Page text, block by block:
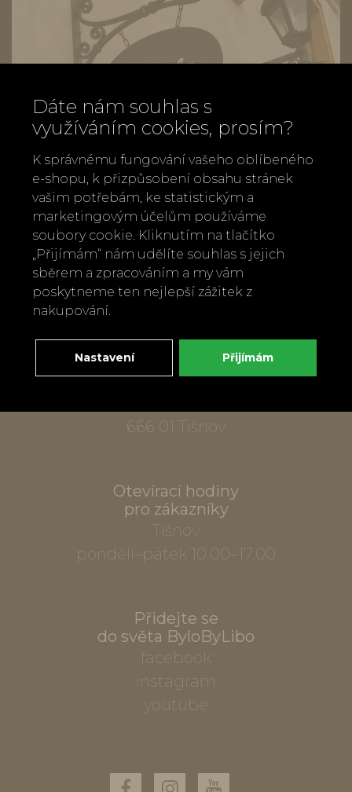
Zavolejte nám
+420 737 886 915
Napište nám
info@bylobylibo.cz
Setkejme se:
dílna, obchod
666 01 Tišnov
Otevírací hodiny
pro zákazníky
Tišnov
pondělí–pátek 10.00–17.00
Přidejte se
do světa ByloByLibo
facebook
instagram
youtube
Dáte nám souhlas s
využíváním cookies, prosím?
K správnému fungování vašeho oblíbeného
e-shopu, k přizpůsobení obsahu stránek
vašim potřebám, ke statistickým a
marketingovým účelům používáme
soubory cookie. Kliknutím na tlačítko
„Přijímám“ nám udělíte souhlas s jejich
sběrem a zpracováním a my vám
poskytneme ten nejlepší zážitek z
nakupování.
Nastavení Přijímám